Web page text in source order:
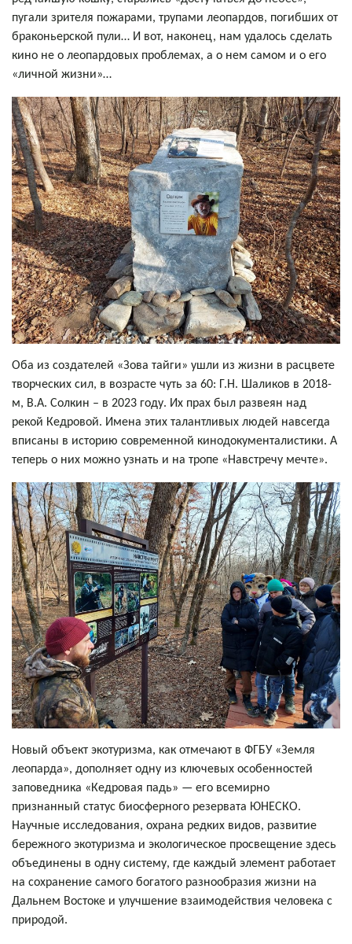
пугали зрителя пожарами, трупами леопардов, погибших от
браконьерской пули… И вот, наконец, нам удалось сделать
кино не о леопардовых проблемах, а о нем самом и о его
«личной жизни»…
Оба из создателей «Зова тайги» ушли из жизни в расцвете
творческих сил, в возрасте чуть за 60: Г.Н. Шаликов в 2018-
м, В.А. Солкин – в 2023 году. Их прах был развеян над
рекой Кедровой. Имена этих талантливых людей навсегда
вписаны в историю современной кинодокументалистики. А
теперь о них можно узнать и на тропе «Навстречу мечте».
Новый объект экотуризма, как отмечают в ФГБУ «Земля
леопарда», дополняет одну из ключевых особенностей
заповедника «Кедровая падь» — его всемирно
признанный статус биосферного резервата ЮНЕСКО.
Научные исследования, охрана редких видов, развитие
бережного экотуризма и экологическое просвещение здесь
объединены в одну систему, где каждый элемент работает
на сохранение самого богатого разнообразия жизни на
Дальнем Востоке и улучшение взаимодействия человека с
природой.